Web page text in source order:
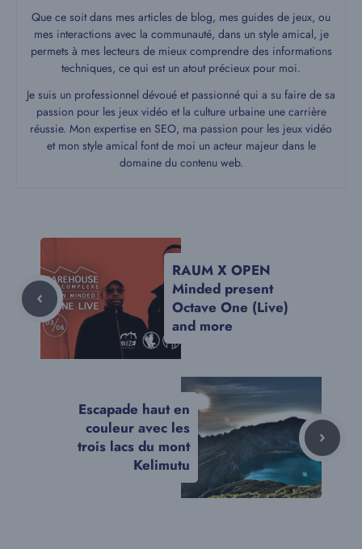
Que ce soit dans mes articles de blog, mes guides de jeux, ou
mes interactions avec la communauté, dans un style amical, je
permets à mes lecteurs de mieux comprendre des informations
techniques, ce qui est un atout précieux pour moi.
Je suis un professionnel dévoué et passionné qui a su faire de sa
passion pour les jeux vidéo et la culture urbaine une carrière
réussie. Mon expertise en SEO, ma passion pour les jeux vidéo
et mon style amical font de moi un acteur majeur dans le
domaine du contenu web.
RAUM X OPEN
Minded present
Octave One (Live)
and more
Escapade haut en
couleur avec les
trois lacs du mont
Kelimutu